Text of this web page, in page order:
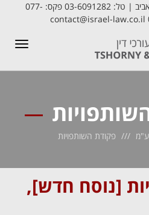
טשורני אופיר , עו"ד (רו"ח) תל אביב | טל: 03-6091282 פקס: 077-
פקודת השותפויות
[נוסח חדש],